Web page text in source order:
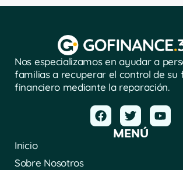
Nos especializamos en ayudar a
familias a recuperar el control de su
financiero mediante la reparación.
MENÚ
Inicio
Sobre Nosotros